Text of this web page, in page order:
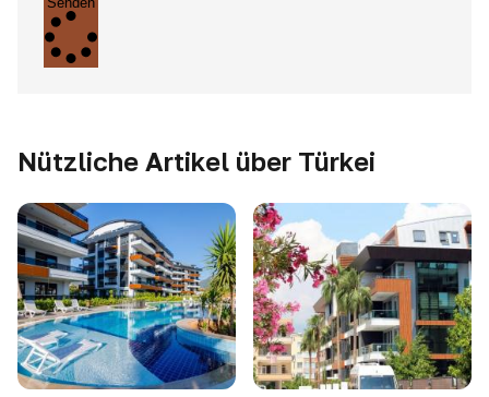
Nützliche Artikel über Türkei